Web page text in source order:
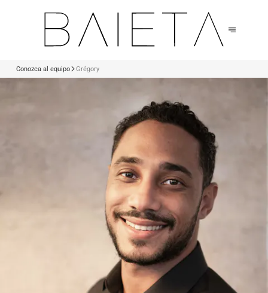
Conozca al equipo Grégory